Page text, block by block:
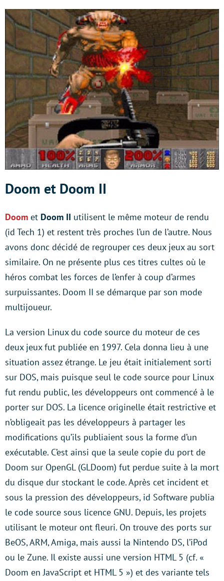
Doom et Doom II
Doom et Doom II utilisent le même moteur de rendu
(id Tech 1) et restent très proches l’un de l’autre. Nous
avons donc décidé de regrouper ces deux jeux au sort
similaire. On ne présente plus ces titres cultes où le
héros combat les forces de l’enfer à coup d’armes
surpuissantes. Doom II se démarque par son mode
multijoueur.
La version Linux du code source du moteur de ces
deux jeux fut publiée en 1997. Cela donna lieu à une
situation assez étrange. Le jeu était initialement sorti
sur DOS, mais puisque seul le code source pour Linux
fut rendu public, les développeurs ont commencé à le
porter sur DOS. La licence originelle était restrictive et
n’obligeait pas les développeurs à partager les
modifications qu’ils publiaient sous la forme d’un
exécutable. C’est ainsi que la seule copie du port de
Doom sur OpenGL (GLDoom) fut perdue suite à la mort
du disque dur stockant le code. Après cet incident et
sous la pression des développeurs, id Software publia
le code source sous licence GNU. Depuis, les projets
utilisant le moteur ont fleuri. On trouve des ports sur
BeOS, ARM, Amiga, mais aussi la Nintendo DS, l’iPod
ou le Zune. Il existe aussi une version HTML 5 (cf. «
Doom en JavaScript et HTML 5 ») et des variante tels